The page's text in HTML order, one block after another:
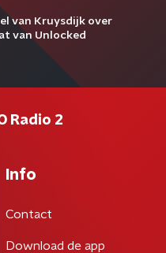
van Kruysdijk over
van Unlocked
Radio 2
Info
Contact
Download de app